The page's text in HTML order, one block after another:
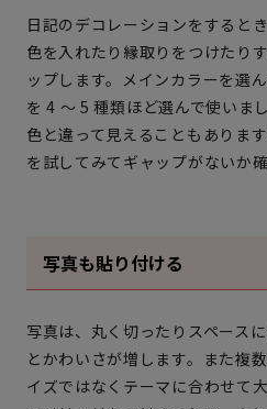
日記のデコレーションをすると
色を入れたり縁取りをつけたり
ップします。メインカラーを選
を 4 ～ 5 種類ほど選んで使いま
色と違って見えることもありま
を試してみてギャップがないか
写真も貼り付ける
写真は、丸く切ったりスペース
とかわいさが増します。また複
イズではなくテーマに合わせて